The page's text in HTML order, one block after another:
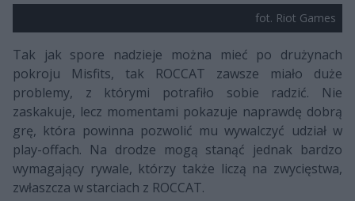
fot. Riot Games
Tak jak spore nadzieje można mieć po drużynach
pokroju Misfits, tak ROCCAT zawsze miało duże
problemy, z którymi potrafiło sobie radzić. Nie
zaskakuje, lecz momentami pokazuje naprawdę dobrą
grę, która powinna pozwolić mu wywalczyć udział w
play-offach. Na drodze mogą stanąć jednak bardzo
wymagający rywale, którzy także liczą na zwycięstwa,
zwłaszcza w starciach z ROCCAT.